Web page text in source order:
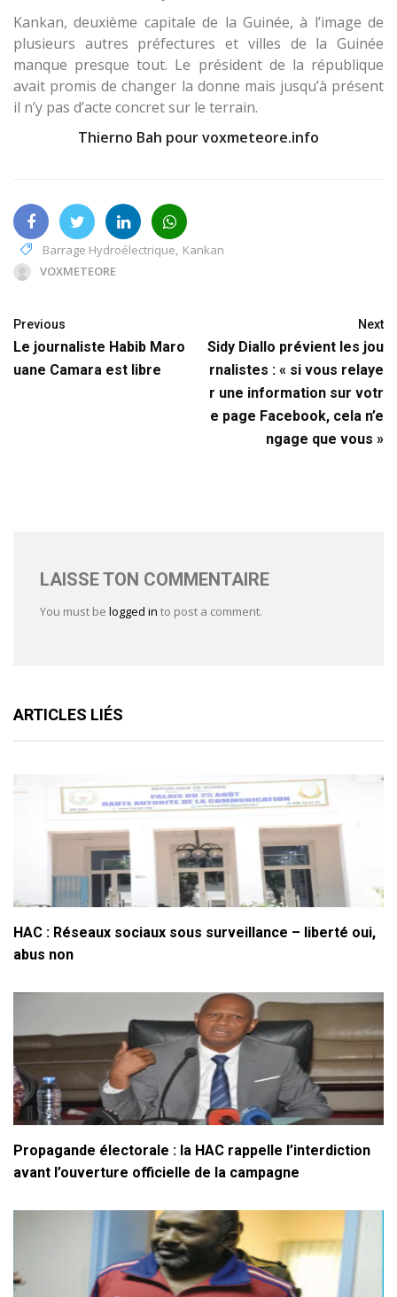
Kankan, deuxième capitale de la Guinée, à l’image de
plusieurs autres préfectures et villes de la Guinée
manque presque tout. Le président de la république
avait promis de changer la donne mais jusqu’à présent
il n’y pas d’acte concret sur le terrain.
Thierno Bah pour voxmeteore.info
Barrage Hydroélectrique Kankan
VOXMETEORE
Previous
Le journaliste Habib Maro
uane Camara est libre
Next
Sidy Diallo prévient les jou
rnalistes : « si vous relaye
r une information sur votr
e page Facebook, cela n’e
ngage que vous »
LAISSE TON COMMENTAIRE
You must be logged in to post a comment.
ARTICLES LIÉS
HAC : Réseaux sociaux sous surveillance – liberté oui,
abus non
Propagande électorale : la HAC rappelle l’interdiction
avant l’ouverture officielle de la campagne